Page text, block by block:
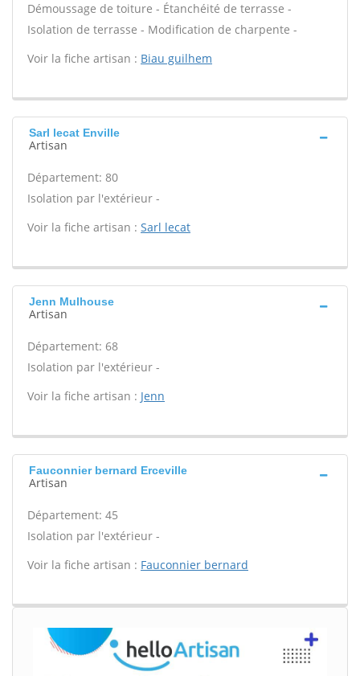
Démoussage de toiture - Étanchéité de terrasse -
Isolation de terrasse - Modification de charpente -
Voir la fiche artisan : Biau guilhem
Sarl lecat Enville
Artisan
Département: 80
Isolation par l'extérieur -
Voir la fiche artisan : Sarl lecat
Jenn Mulhouse
Artisan
Département: 68
Isolation par l'extérieur -
Voir la fiche artisan : Jenn
Fauconnier bernard Erceville
Artisan
Département: 45
Isolation par l'extérieur -
Voir la fiche artisan : Fauconnier bernard